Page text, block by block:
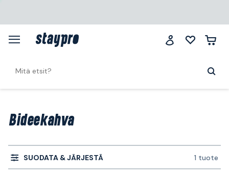
Bideekahva
SUODATA & JÄRJESTÄ 1 tuote